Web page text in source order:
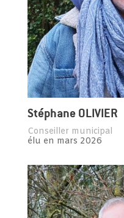
Stéphane OLIVIER
Conseiller municipal
élu en mars 2026